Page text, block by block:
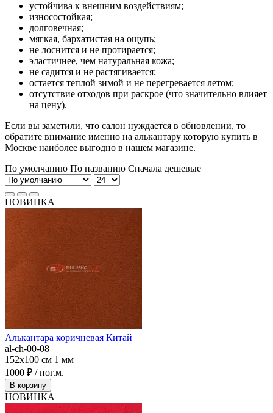
устойчива к внешним воздействиям;
износостойкая;
долговечная;
мягкая, бархатистая на ощупь;
не лоснится и не протирается;
эластичнее, чем натуральная кожа;
не садится и не растягивается;
остается теплой зимой и не перегревается летом;
отсутствие отходов при раскрое (что значительно влияет
на цену).
Если вы заметили, что салон нуждается в обновлении, то
обратите внимание именно на алькантару которую купить в
Москве наиболее выгодно в нашем магазине.
По умолчанию По названию Сначала дешевые
НОВИНКА
Алькантара коричневая Китай
al-ch-00-08
152x100 см 1 мм
1000 ₽ / пог.м.
В корзину
НОВИНКА